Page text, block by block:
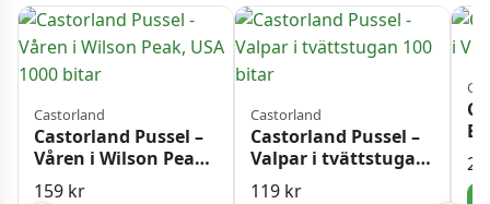
Castorland
Castorland Pussel –
Våren i Wilson Peak,
USA 1000 bitar
159 kr
Castorland
Castorland Pussel –
Valpar i tvättstugan
100 bitar
119 kr